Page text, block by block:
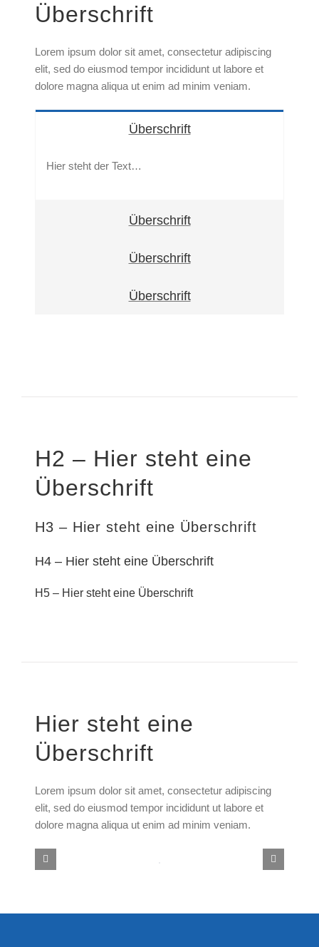
Überschrift
Lorem ipsum dolor sit amet, consectetur adipiscing
elit, sed do eiusmod tempor incididunt ut labore et
dolore magna aliqua ut enim ad minim veniam.
Überschrift
Hier steht der Text…
Überschrift
Überschrift
Überschrift
H2 – Hier steht eine
Überschrift
H3 – Hier steht eine Überschrift
H4 – Hier steht eine Überschrift
H5 – Hier steht eine Überschrift
Hier steht eine
Überschrift
Lorem ipsum dolor sit amet, consectetur adipiscing
elit, sed do eiusmod tempor incididunt ut labore et
dolore magna aliqua ut enim ad minim veniam.